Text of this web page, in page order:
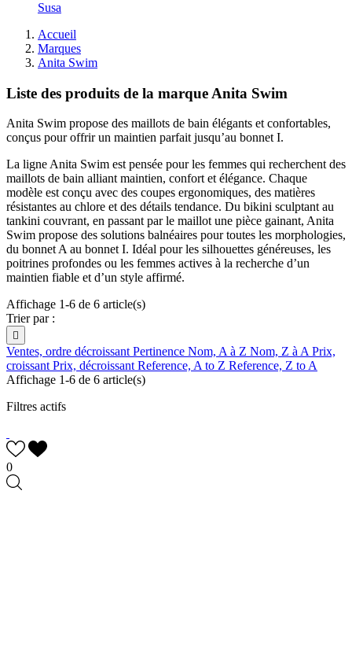
Susa
Accueil
Marques
Anita Swim
Liste des produits de la marque Anita Swim
Anita Swim propose des maillots de bain élégants et confortables,
conçus pour offrir un maintien parfait jusqu’au bonnet I.
La ligne Anita Swim est pensée pour les femmes qui recherchent des
maillots de bain alliant maintien, confort et élégance. Chaque
modèle est conçu avec des coupes ergonomiques, des matières
résistantes au chlore et des détails tendance. Du bikini sculptant au
tankini couvrant, en passant par le maillot une pièce gainant, Anita
Swim propose des solutions balnéaires pour toutes les morphologies,
du bonnet A au bonnet I. Idéal pour les silhouettes généreuses, les
poitrines profondes ou les femmes actives à la recherche d’un
maintien fiable et d’un style affirmé.
Affichage 1-6 de 6 article(s)
Trier par :

Ventes, ordre décroissant Pertinence Nom, A à Z Nom, Z à A Prix,
croissant Prix, décroissant Reference, A to Z Reference, Z to A
Affichage 1-6 de 6 article(s)
Filtres actifs
0